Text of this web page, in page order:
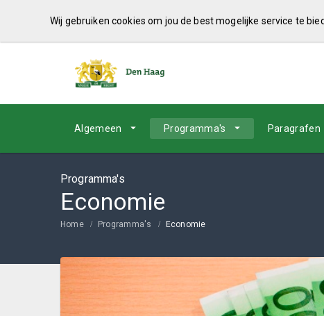
Algemeen Programma's Paragrafen
Programma's
Economie
Home Programma's Economie
Wij gebruiken cookies om jou de best mogelijke service te